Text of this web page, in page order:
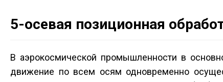
5-осевая позиционная
В аэрокосмической промышленности в
движение по всем осям одновременно